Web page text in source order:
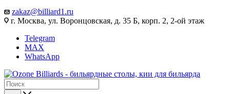
zakaz@billiard1.ru
г. Москва, ул. Воронцовская, д. 35 Б, корп. 2, 2-ой этаж
Telegram
MAX
WhatsApp